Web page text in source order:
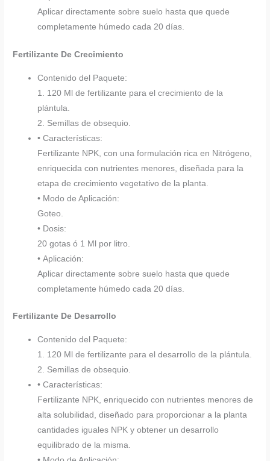
Aplicar directamente sobre suelo hasta que quede
completamente húmedo cada 20 días.
Fertilizante De Crecimiento
Contenido del Paquete:
1. 120 Ml de fertilizante para el crecimiento de la
plántula.
2. Semillas de obsequio.
• Características:
Fertilizante NPK, con una formulación rica en Nitrógeno,
enriquecida con nutrientes menores, diseñada para la
etapa de crecimiento vegetativo de la planta.
• Modo de Aplicación:
Goteo.
• Dosis:
20 gotas ó 1 Ml por litro.
• Aplicación:
Aplicar directamente sobre suelo hasta que quede
completamente húmedo cada 20 días.
Fertilizante De Desarrollo
Contenido del Paquete:
1. 120 Ml de fertilizante para el desarrollo de la plántula.
2. Semillas de obsequio.
• Características:
Fertilizante NPK, enriquecido con nutrientes menores de
alta solubilidad, diseñado para proporcionar a la planta
cantidades iguales NPK y obtener un desarrollo
equilibrado de la misma.